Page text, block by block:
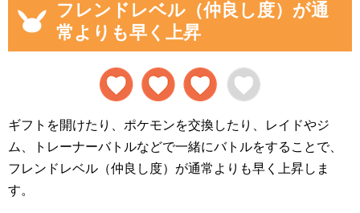
フレンドレベル（仲良し度）が通
常よりも早く上昇
ギフトを開けたり、ポケモンを交換したり、レイドやジ
ム、トレーナーバトルなどで一緒にバトルをすることで、
フレンドレベル（仲良し度）が通常よりも早く上昇しま
す。